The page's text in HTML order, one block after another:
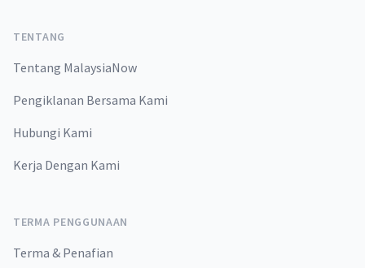
TENTANG
Tentang MalaysiaNow
Pengiklanan Bersama Kami
Hubungi Kami
Kerja Dengan Kami
TERMA PENGGUNAAN
Terma & Penafian